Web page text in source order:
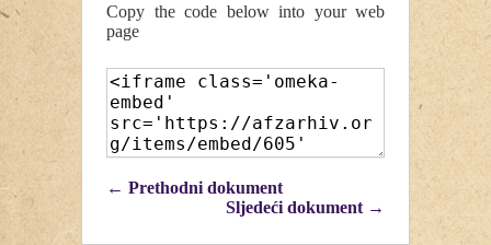
Copy the code below into your web
page
← Prethodni dokument
Sljedeći dokument →